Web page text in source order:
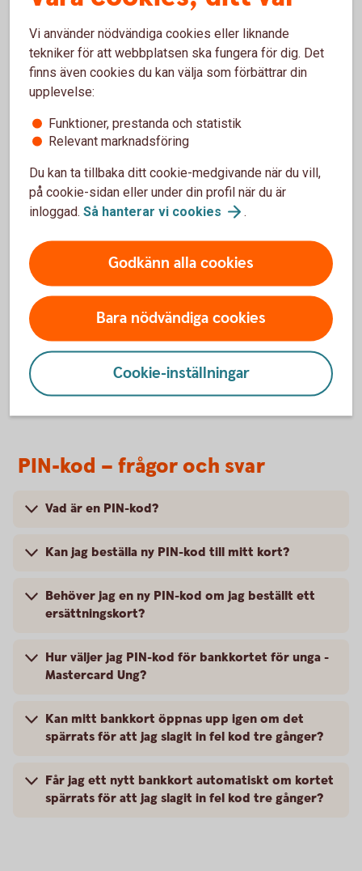
Skaffa ersättningskort
Om du ha slagit fel PIN-kod 3 gånger så spärras
Du kan inte öppna upp ett som spärrats
Om detta skett så beställer du alltid ett nytt kort -
PIN-kod som till föregående kort
Skaffaersättningskort
PIN-kod – frågor och svar
Vad är en PIN-kod?
Kan jag beställa ny PIN-kod till mitt kort?
Behöver jag en ny PIN-kod om jag beställt ett
ersättningskort?
Hur väljer jag PIN-kod för bankkortet för unga -
Mastercard Ung?
Kan mitt bankkort öppnas upp igen om det
spärrats för att jag slagit in fel kod tre gånger?
Får jag ett nytt bankkort automatiskt om kortet
spärrats för att jag slagit in fel kod tre gånger?
Vi använder nödvändiga cookies eller liknande
tekniker för att webbplatsen ska fungera för dig. Det
finns även cookies du kan välja som förbättrar din
upplevelse:
Funktioner, prestanda och statistik
Relevant marknadsföring
Du kan ta tillbaka ditt cookie-medgivande när du vill,
på cookie-sidan eller under din profil när du är
inloggad. Så hanterar vi cookies .
Godkänn alla cookies
Bara nödvändiga cookies
Cookie-inställningar